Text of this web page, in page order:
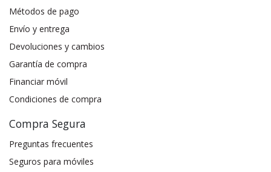
Métodos de pago
Envío y entrega
Devoluciones y cambios
Garantía de compra
Financiar móvil
Condiciones de compra
Compra Segura
Preguntas frecuentes
Seguros para móviles